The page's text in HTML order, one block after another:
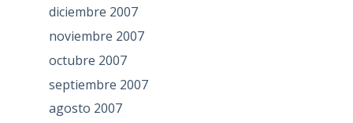
diciembre 2007
noviembre 2007
octubre 2007
septiembre 2007
agosto 2007